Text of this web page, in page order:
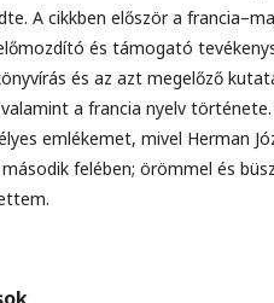
A cikkben először a
és támogató
és az azt megelőző
a francia nyelv
emlékemet, mivel Herman
felében; örömmel és